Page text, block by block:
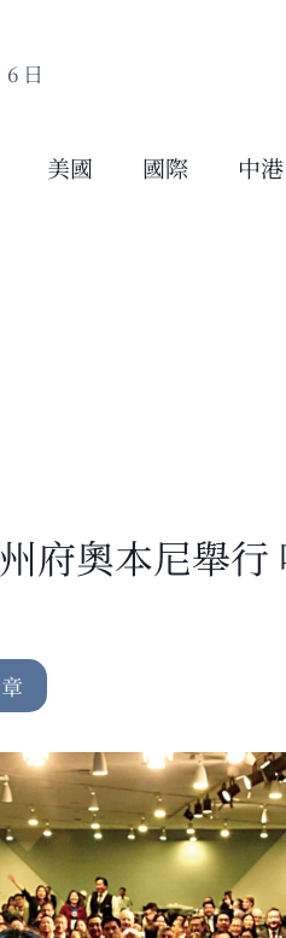
日
美國 國際 中
府奧本尼舉